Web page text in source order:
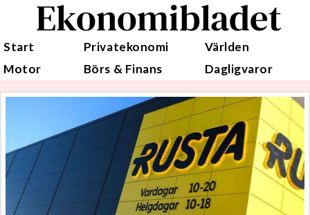
Ekonomibladet
Start Privatekonomi
Världen
Motor
Börs & Finans Dagligvaror